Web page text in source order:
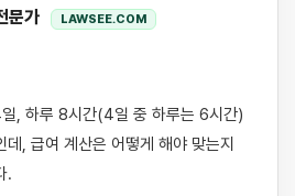
문가 LAWSEE.COM
데, 급여 계산은 어떻게 해야 맞는지
.